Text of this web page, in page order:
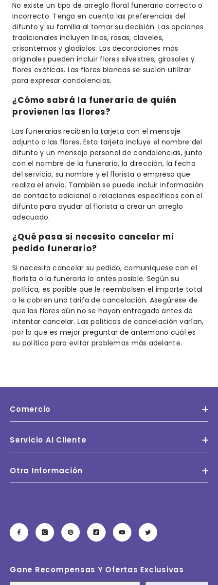
No existe un tipo de arreglo floral funerario correcto o
incorrecto. Tenga en cuenta las preferencias del
difunto y su familia al tomar su decisión. Las opciones
tradicionales incluyen lirios, rosas, claveles,
crisantemos y gladiolos. Las decoraciones más
originales pueden incluir flores silvestres, girasoles y
flores exóticas. Las flores blancas se suelen utilizar
para expresar condolencias.
¿Cómo sabrá la funeraria de quién
provienen las flores?
Las funerarias reciben la tarjeta con el mensaje
adjunto a las flores. Esta tarjeta incluye el nombre del
difunto y un mensaje personal de condolencias, junto
con el nombre de la funeraria, la dirección, la fecha
del servicio, su nombre y el florista o empresa que
realiza el envío. También se puede incluir información
de contacto adicional o relaciones específicas con el
difunto para ayudar al florista a crear un arreglo
adecuado.
¿Qué pasa si necesito cancelar mi
pedido funerario?
Si necesita cancelar su pedido, comuníquese con el
florista o la funeraria lo antes posible. Según su
política, es posible que le reembolsen el importe total
o le cobren una tarifa de cancelación. Asegúrese de
que las flores aún no se hayan entregado antes de
intentar cancelar. Las políticas de cancelación varían,
por lo que es mejor preguntar de antemano cuál es
su política para evitar problemas más adelante.
Comercio
Servicio Al Cliente
Otra Información
Gane Recompensas Y Ofertas Exclusivas